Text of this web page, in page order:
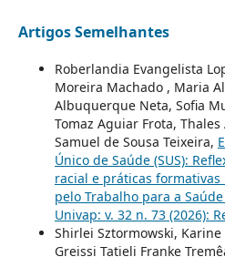
Artigos Semelhantes
Roberlandia Evangelista
Moreira Machado , Maria
Albuquerque Neta, Sofia
Tomaz Aguiar Frota,
Samuel de Sousa Teixeira,
Único de Saúde (SUS):
racial e práticas formativas
pelo Trabalho para a Saúde
Univap: v. 32 n. 73 (2026):
Shirlei Sztormowski,
Greissi Tatieli Franke